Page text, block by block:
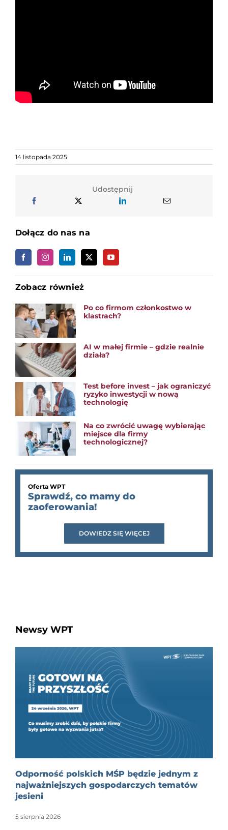
14 listopada 2025
Udostępnij
Dołącz do nas na
Zobacz również
Po co firmom członkostwo w
klastrach?
AI w małej firmie – gdzie realnie
działa?
Test before invest – jak ograniczyć
ryzyko inwestycji w nową
technologię
Na co zwrócić uwagę wybierając
miejsce dla firmy
technologicznej?
Oferta WPT
Sprawdź, co mamy do
zaoferowania!
DOWIEDZ SIĘ WIĘCEJ
Newsy WPT
Odporność polskich MŚP będzie jednym z
najważniejszych gospodarczych tematów
jesieni
5 sierpnia 2026